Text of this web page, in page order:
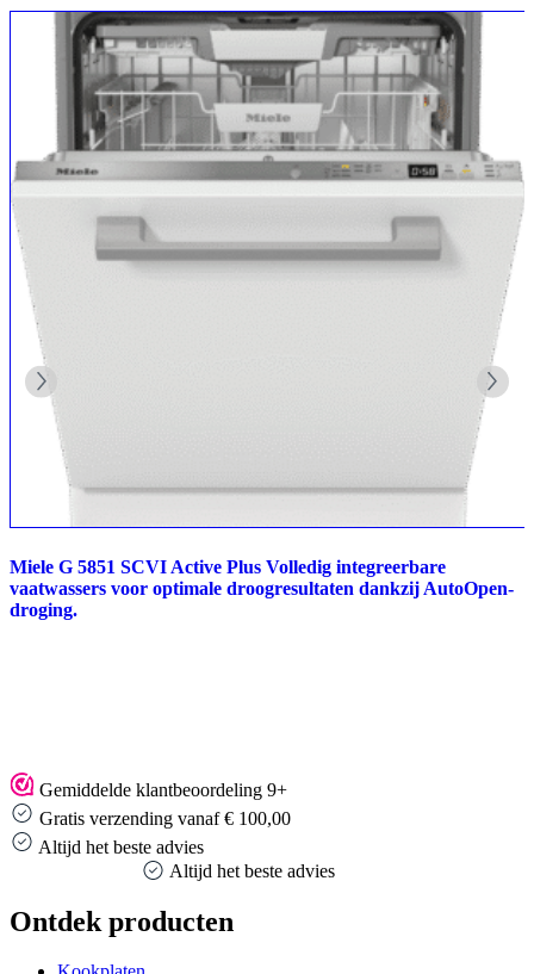
Miele G 5851 SCVI Active Plus Volledig integreerbare
vaatwassers voor optimale droogresultaten dankzij AutoOpen-
droging.
Gemiddelde klantbeoordeling 9+
Gratis verzending vanaf € 100,00
Altijd het beste advies
Altijd het beste advies
Ontdek producten